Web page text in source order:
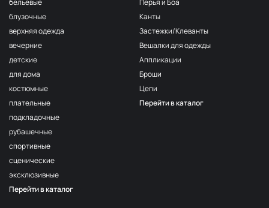
бельевые
блузочные
верхняя одежда
вечерние
детские
для дома
костюмные
плательные
подкладочные
рубашечные
спортивные
сценические
эксклюзивные
Перейти в каталог
Перья и Боа
Канты
Застежки/Клеванты
Вешалки для одежды
Аппликации
Броши
Цепи
Перейти в каталог